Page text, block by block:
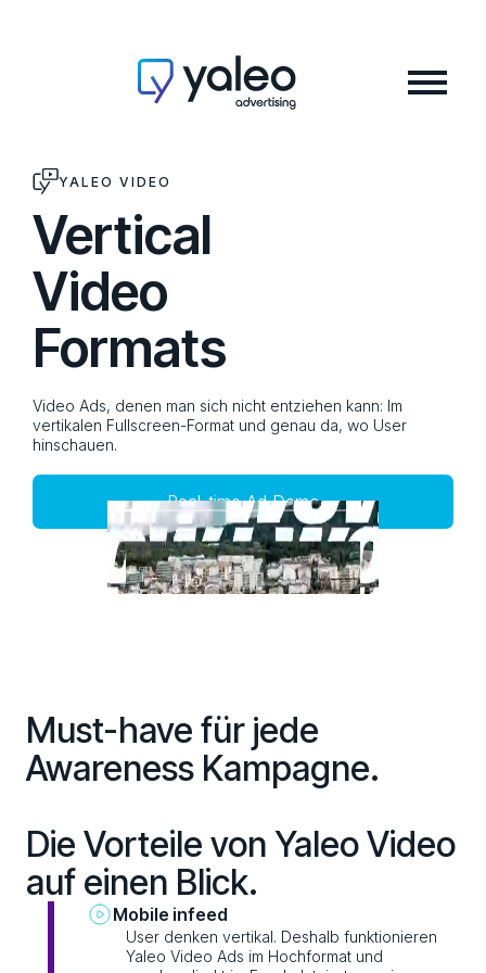
Vertical
Video
Formats
YALEO VIDEO
Video Ads, denen man sich nicht entziehen kann: Im
vertikalen Fullscreen-Format und genau da, wo User
hinschauen.
Real-time Ad Demo
Must-have für jede
Awareness Kampagne.
Die Vorteile von Yaleo Video
auf einen Blick.
Mobile infeed
User denken vertikal. Deshalb funktionieren
Yaleo Video Ads im Hochformat und